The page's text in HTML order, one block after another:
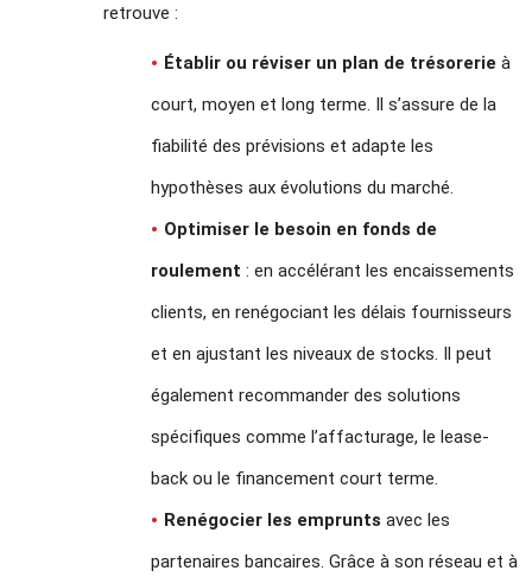
retrouve :
Établir ou réviser un plan de trésorerie à
court, moyen et long terme. Il s’assure de la
fiabilité des prévisions et adapte les
hypothèses aux évolutions du marché.
Optimiser le besoin en fonds de
roulement: en accélérant les encaissements
clients, en renégociant les délais fournisseurs
et en ajustant les niveaux de stocks. Il peut
également recommander des solutions
spécifiques comme l’affacturage, le lease-
back ou le financement court terme.
Renégocier les emprunts avec les
partenaires bancaires. Grâce à son réseau et à